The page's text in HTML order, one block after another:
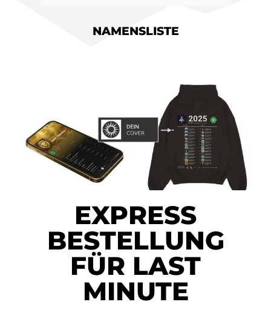
NAMENSLISTE
EXPRESS
BESTELLUNG
FÜR LAST
MINUTE